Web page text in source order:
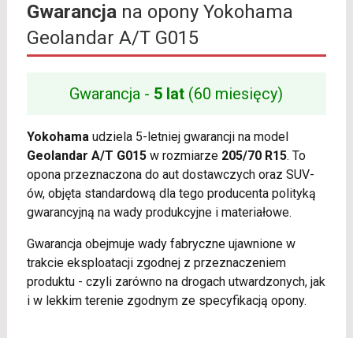
Gwarancjana opony Yokohama
Geolandar A/T G015
Gwarancja - 5 lat (60 miesięcy)
Yokohamaudziela 5-letniej gwarancji na model
Geolandar A/T G015w rozmiarze 205/70 R15. To
opona przeznaczona do aut dostawczych oraz SUV-
ów, objęta standardową dla tego producenta polityką
gwarancyjną na wady produkcyjne i materiałowe.
Gwarancja obejmuje wady fabryczne ujawnione w
trakcie eksploatacji zgodnej z przeznaczeniem
produktu - czyli zarówno na drogach utwardzonych, jak
i w lekkim terenie zgodnym ze specyfikacją opony.